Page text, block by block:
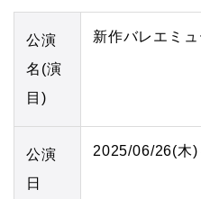
公演
名(演
目)
新作バレエミ
公演
日
2025/06/26(木